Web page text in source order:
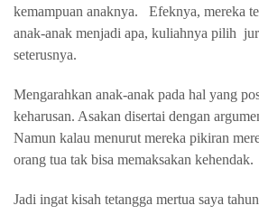
kemampuan anaknya.
Efeknya, mereka
anak-anak menjadi apa, kuliahnya pilih
seterusnya.
Mengarahkan anak-anak pada hal yang
keharusan. Asakan disertai dengan
Namun kalau menurut mereka pikiran
orang tua tak bisa memaksakan kehendak.
Jadi ingat kisah tetangga mertua saya